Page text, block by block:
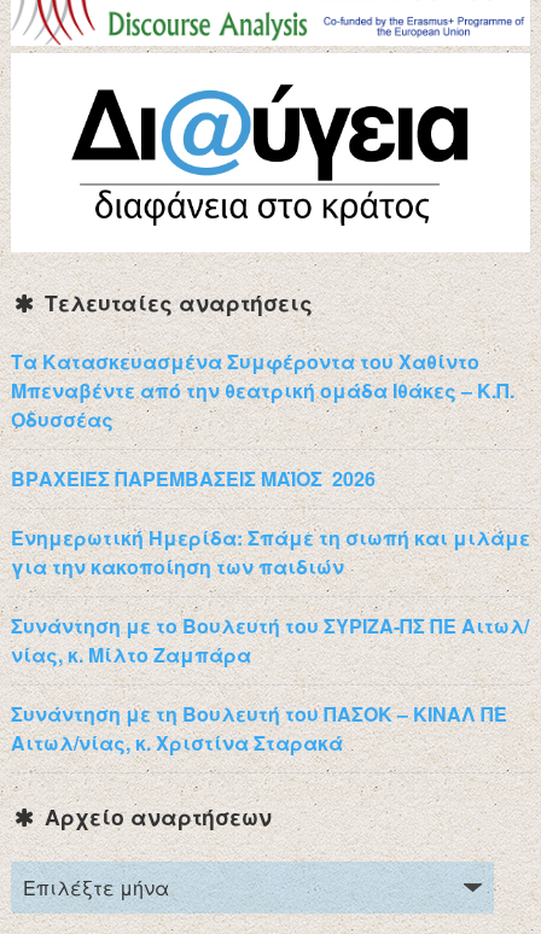
Τελευταίες αναρτήσεις
Τα Κατασκευασμένα Συμφέροντα του Χαθίντο
Μπεναβέντε από την θεατρική ομάδα Ιθάκες – Κ.Π.
Οδυσσέας
ΒΡΑΧΕΙΕΣ ΠΑΡΕΜΒΑΣΕΙΣ ΜΑΪΟΣ 2026
Ενημερωτική Ημερίδα: Σπάμε τη σιωπή και μιλάμε
για την κακοποίηση των παιδιών
Συνάντηση με το Βουλευτή του ΣΥΡΙΖΑ-ΠΣ ΠΕ Αιτωλ/
νίας, κ. Μίλτο Ζαμπάρα
Συνάντηση με τη Βουλευτή του ΠΑΣΟΚ – ΚΙΝΑΛ ΠΕ
Αιτωλ/νίας, κ. Χριστίνα Σταρακά
Αρχείο αναρτήσεων